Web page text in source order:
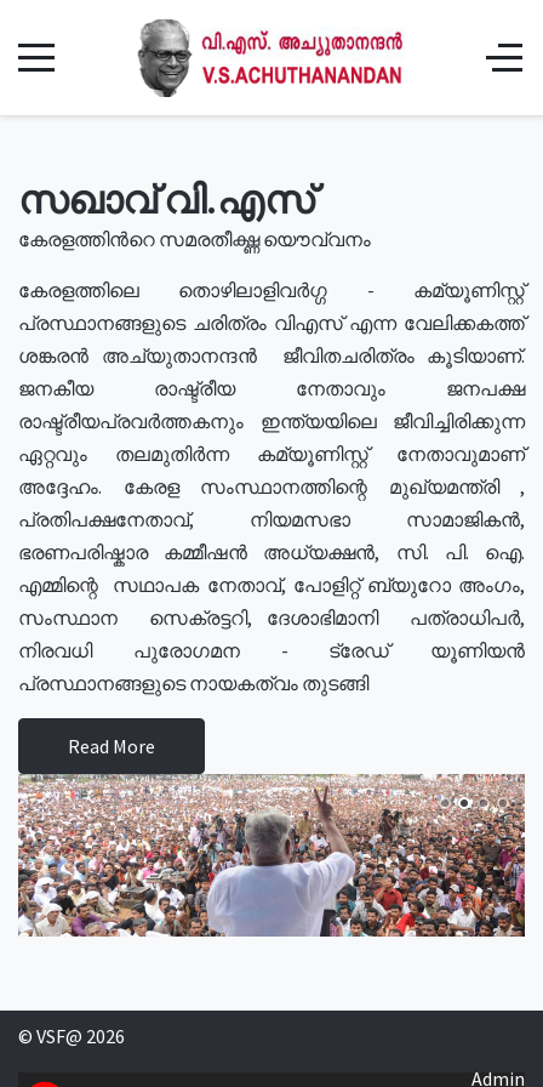
സഖാവ് വി.എസ്
കേരളത്തിൻറെ സമരതീക്ഷ്ണ യൌവ്വനം
കേരളത്തിലെ തൊഴിലാളിവർഗ്ഗ - കമ്യൂണിസ്റ്റ്
പ്രസ്ഥാനങ്ങളുടെ ചരിത്രം വിഎസ് എന്ന വേലിക്കകത്ത്
ശങ്കരൻ അച്യുതാനന്ദൻ ജീവിതചരിത്രം കൂടിയാണ്.
ജനകീയ രാഷ്ട്രീയ നേതാവും ജനപക്ഷ
രാഷ്ട്രീയപ്രവർത്തകനും ഇന്ത്യയിലെ ജീവിച്ചിരിക്കുന്ന
ഏറ്റവും തലമുതിർന്ന കമ്യൂണിസ്റ്റ് നേതാവുമാണ്
അദ്ദേഹം. കേരള സംസ്ഥാനത്തിന്റെ മുഖ്യമന്ത്രി ,
പ്രതിപക്ഷനേതാവ്, നിയമസഭാ സാമാജികൻ,
ഭരണപരിഷ്കാര കമ്മീഷൻ അധ്യക്ഷൻ, സി. പി. ഐ.
എമ്മിന്റെ സഥാപക നേതാവ്, പോളിറ്റ് ബ്യുറോ അംഗം,
സംസ്ഥാന സെക്രട്ടറി, ദേശാഭിമാനി പത്രാധിപർ,
നിരവധി പുരോഗമന - ട്രേഡ് യൂണിയൻ
പ്രസ്ഥാനങ്ങളുടെ നായകത്വം തുടങ്ങി
Read More
© VSF@ 2026
Admin